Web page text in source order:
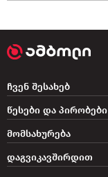
დაგვიკავშირდით
ჩვენ შესახებ
წესები და პირობები
მომსახურება